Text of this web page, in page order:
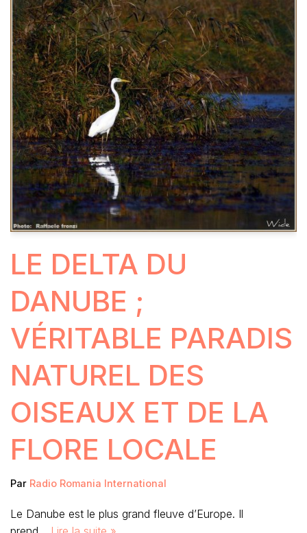
LE DELTA DU
DANUBE ;
VÉRITABLE PARADIS
NATUREL DES
OISEAUX ET DE LA
FLORE LOCALE
Par Radio Romania International
Le Danube est le plus grand fleuve d’Europe. Il